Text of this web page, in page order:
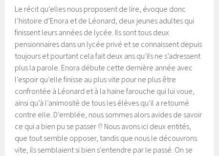
Le récit qu’elles nous proposent de lire, évoque donc
l’histoire d’Enora et de Léonard, deux jeunes adultes qui
finissent leurs années de lycée. Ils sont tous deux
pensionnaires dans un lycée privé et se connaissent depuis
toujours et pourtant cela fait deux ans qu’ils ne s’adressent
plus la parole. Enora débute cette dernière année avec
l’espoir qu’elle finisse au plus vite pour ne plus être
confrontée à Léonard et à la haine farouche qui lui voue,
ainsi qu’à l’animosité de tous les élèves qu’il a retourné
contre elle. D’emblée, nous sommes alors avides de savoir
ce qui a bien pu se passer !? Nous avons ici deux entités,
que tout semble opposer, tandis que nous le découvrons
vite, ils semblaient si bien s’entendre par le passé. On se